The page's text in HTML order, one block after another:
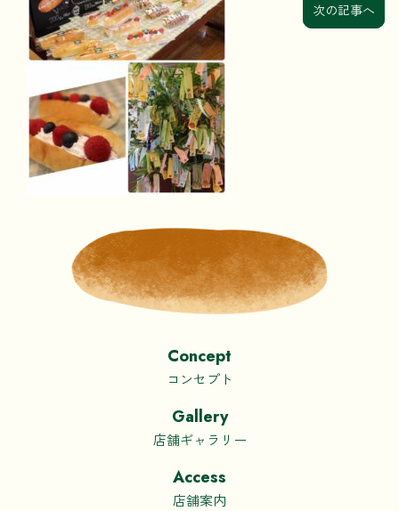
次の記事へ
Concept
コンセプト
Gallery
店舗ギャラリー
Access
店舗案内